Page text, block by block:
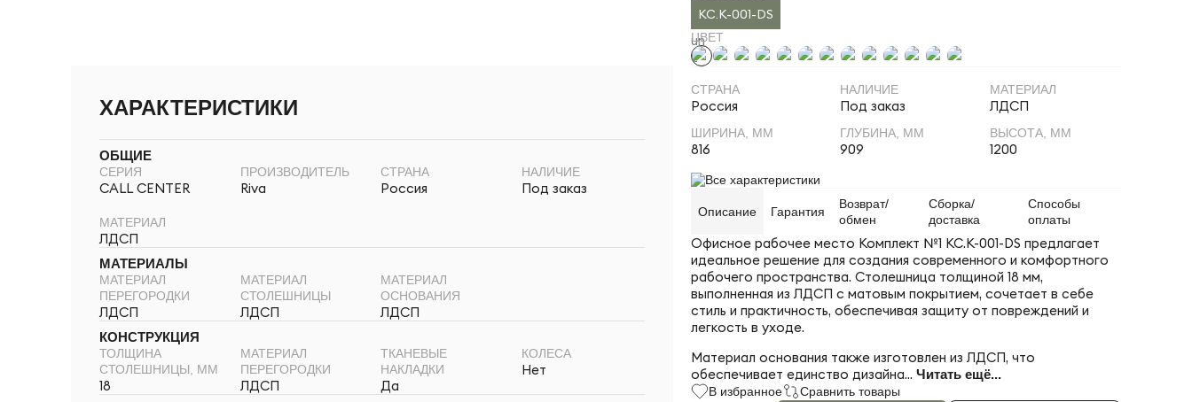
ХАРАКТЕРИСТИКИ
ОБЩИЕ
СЕРИЯ
CALL CENTER
ПРОИЗВОДИТЕЛЬ
Riva
СТРАНА
Россия
НАЛИЧИЕ
Под заказ
МАТЕРИАЛ
ЛДСП
МАТЕРИАЛЫ
МАТЕРИАЛ
ПЕРЕГОРОДКИ
ЛДСП
МАТЕРИАЛ
СТОЛЕШНИЦЫ
ЛДСП
МАТЕРИАЛ
ОСНОВАНИЯ
ЛДСП
КОНСТРУКЦИЯ
ТОЛЩИНА
СТОЛЕШНИЦЫ, ММ
18
МАТЕРИАЛ
ПЕРЕГОРОДКИ
ЛДСП
ТКАНЕВЫЕ
НАКЛАДКИ
Да
КОЛЕСА
Нет
KC.K-001-DS
ЦВЕТ
СТРАНА
Россия
НАЛИЧИЕ
Под заказ
МАТЕРИАЛ
ЛДСП
ШИРИНА, ММ
816
ГЛУБИНА, ММ
909
ВЫСОТА, ММ
1200
Все характеристики
Описание Гарантия
Возврат/
обмен
Сборка/
доставка
Способы
оплаты
Офисное рабочее место Комплект №1 KC.K-001-DS предлагает
идеальное решение для создания современного и комфортного
рабочего пространства. Столешница толщиной 18 мм,
выполненная из ЛДСП с матовым покрытием, сочетает в себе
стиль и практичность, обеспечивая защиту от повреждений и
легкость в уходе.
Материал основания также изготовлен из ЛДСП, что
обеспечивает единство дизайна... Читать ещё...
В избранное Сравнить товары